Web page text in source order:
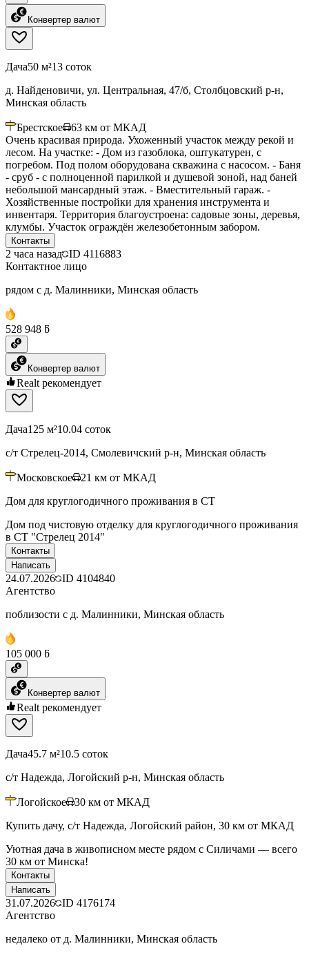
Конвертер валют
Дача50 м²13 соток
д. Найденовичи, ул. Центральная, 47/б, Столбцовский р-н,
Минская область
Брестское 63 км от МКАД
Очень красивая природа. Ухоженный участок между рекой и
лесом. На участке: - Дом из газоблока, оштукатурен, с
погребом. Под полом оборудована скважина с насосом. - Баня
- сруб - с полноценной парилкой и душевой зоной, над баней
небольшой мансардный этаж. - Вместительный гараж. -
Хозяйственные постройки для хранения инструмента и
инвентаря. Территория благоустроена: садовые зоны, деревья,
клумбы. Участок ограждён железобетонным забором.
Контакты
2 часа назад ID 4116883
Контактное лицо
рядом с д. Малинники, Минская область
528 948 ƃ
Конвертер валют
Realt рекомендует
Дача125 м²10.04 соток
с/т Стрелец-2014, Смолевичский р-н, Минская область
Московское 21 км от МКАД
Дом для круглогодичного проживания в СТ
Дом под чистовую отделку для круглогодичного проживания
в СТ "Стрелец 2014"
Контакты
Написать
24.07.2026 ID 4104840
Агентство
поблизости с д. Малинники, Минская область
105 000 ƃ
Конвертер валют
Realt рекомендует
Дача45.7 м²10.5 соток
с/т Надежда, Логойский р-н, Минская область
Логойское 30 км от МКАД
Купить дачу, с/т Надежда, Логойский район, 30 км от МКАД
Уютная дача в живописном месте рядом с Силичами — всего
30 км от Минска!
Контакты
Написать
31.07.2026 ID 4176174
Агентство
недалеко от д. Малинники, Минская область